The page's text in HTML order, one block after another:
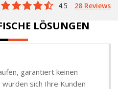
4.5 28 Reviews
LÖSUNGEN
garantiert keinen
sich Ihre Kunden